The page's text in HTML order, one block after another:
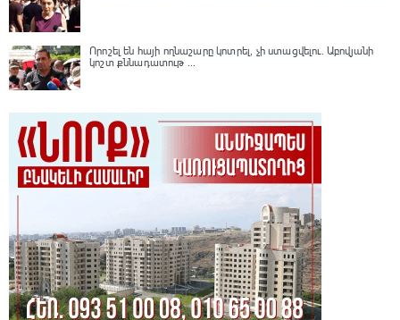
Որոշել են հայի ողնաշարը կոտրել, չի ստացվելու․ Աբովյանի
կոշտ քննադատութ ...